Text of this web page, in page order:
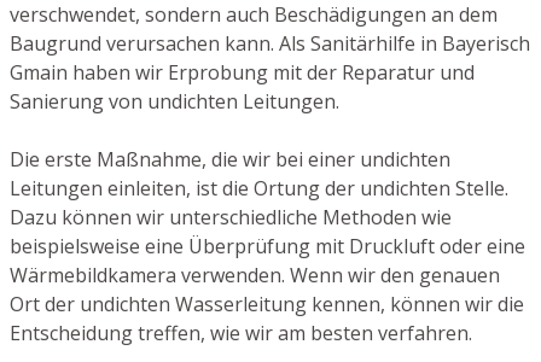
verschwendet, sondern auch Beschädigungen an dem
Baugrund verursachen kann. Als Sanitärhilfe in Bayerisch
Gmain haben wir Erprobung mit der Reparatur und
Sanierung von undichten Leitungen.
Die erste Maßnahme, die wir bei einer undichten
Leitungen einleiten, ist die Ortung der undichten Stelle.
Dazu können wir unterschiedliche Methoden wie
beispielsweise eine Überprüfung mit Druckluft oder eine
Wärmebildkamera verwenden. Wenn wir den genauen
Ort der undichten Wasserleitung kennen, können wir die
Entscheidung treffen, wie wir am besten verfahren.